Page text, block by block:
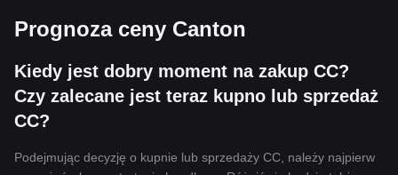
Prognoza ceny Canton
Kiedy jest dobry moment na zakup CC?
Czy zalecane jest teraz kupno lub sprzedaż
CC?
Podejmując decyzję o kupnie lub sprzedaży CC, należy najpierw